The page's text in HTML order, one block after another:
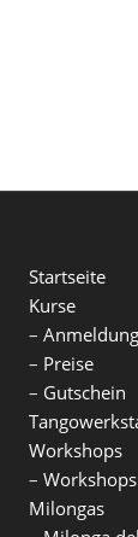
Startseite
Kurse
– Anmeldung
– Preise
– Gutschein
Workshops
–
Milongas